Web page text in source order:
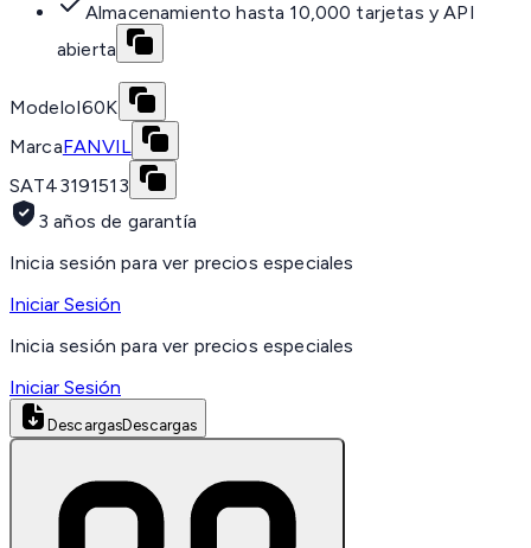
Almacenamiento hasta 10,000 tarjetas y API
abierta
ModeloI60K
MarcaFANVIL
SAT43191513
3 años de garantía
Inicia sesión para ver precios especiales
Iniciar Sesión
Inicia sesión para ver precios especiales
Iniciar Sesión
DescargasDescargas